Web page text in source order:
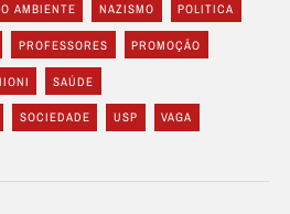
AMBIENTE NAZISMO POLITICA
PROFESSORES PROMOÇÃO
SAÚDE
SOCIEDADE USP VAGA